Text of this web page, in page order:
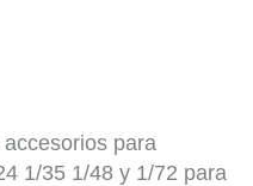
para
1/35 1/48 y 1/72 para